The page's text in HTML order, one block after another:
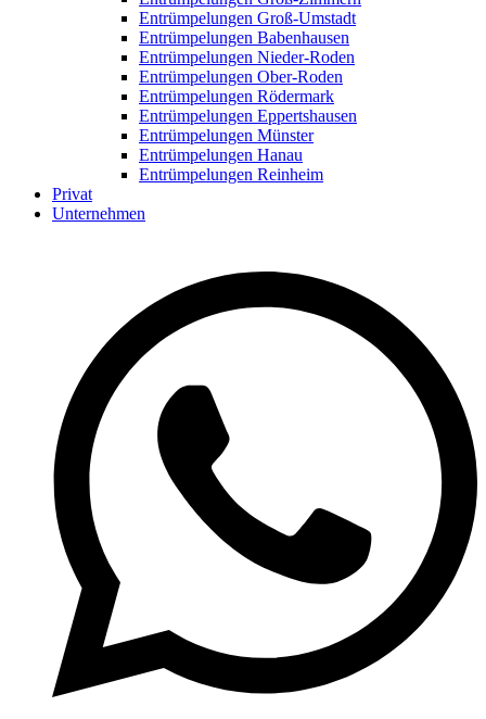
Entrümpelungen Groß-Umstadt
Entrümpelungen Babenhausen
Entrümpelungen Nieder-Roden
Entrümpelungen Ober-Roden
Entrümpelungen Rödermark
Entrümpelungen Eppertshausen
Entrümpelungen Münster
Entrümpelungen Hanau
Entrümpelungen Reinheim
Privat
Unternehmen